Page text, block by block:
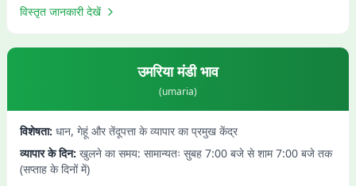
विस्तृत जानकारी देखें
उमरियामंडी भाव
(umaria)
विशेषता: धान, गेहूं और तेंदूपत्ता के व्यापार का प्रमुख केंद्र
व्यापार के दिन: खुलने का समय: सामान्यतः सुबह 7:00 बजे से शाम 7:00 बजे तक
(सप्ताह के दिनों में)